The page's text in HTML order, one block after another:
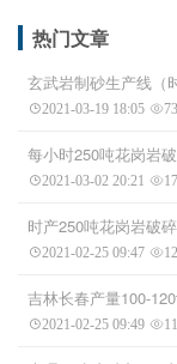
热门文章
玄武岩制砂生产线（
2021-03-19 18:05
每小时250吨花岗岩
2021-03-02 20:21
时产250吨花岗岩破
2021-02-25 09:47
吉林长春产量100-
2021-02-25 09:49